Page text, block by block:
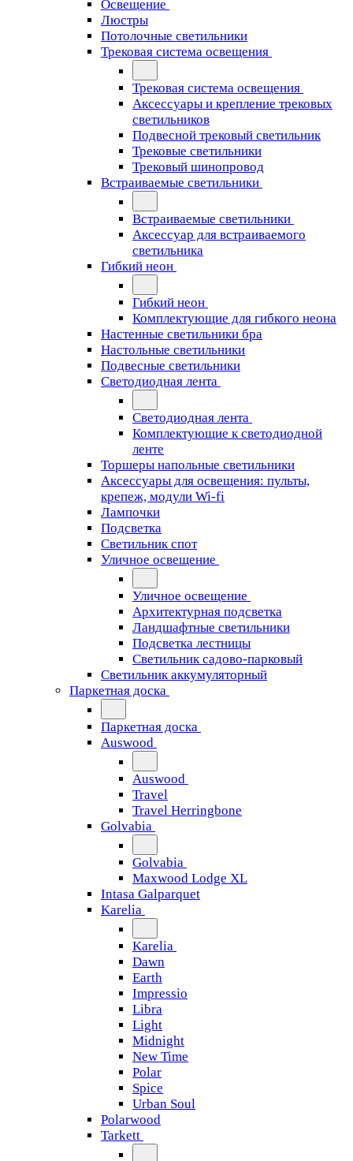
Освещение
Люстры
Потолочные светильники
Трековая система освещения
Трековая система освещения
Аксессуары и крепление трековых
светильников
Подвесной трековый светильник
Трековые светильники
Трековый шинопровод
Встраиваемые светильники
Встраиваемые светильники
Аксессуар для встраиваемого
светильника
Гибкий неон
Гибкий неон
Комплектующие для гибкого неона
Настенные светильники бра
Настольные светильники
Подвесные светильники
Светодиодная лента
Светодиодная лента
Комплектующие к светодиодной
ленте
Торшеры напольные светильники
Аксессуары для освещения: пульты,
крепеж, модули Wi-fi
Лампочки
Подсветка
Светильник спот
Уличное освещение
Уличное освещение
Архитектурная подсветка
Ландшафтные светильники
Подсветка лестницы
Светильник садово-парковый
Светильник аккумуляторный
Паркетная доска
Паркетная доска
Auswood
Auswood
Travel
Travel Herringbone
Golvabia
Golvabia
Maxwood Lodge XL
Intasa Galparquet
Karelia
Karelia
Dawn
Earth
Impressio
Libra
Light
Midnight
New Time
Polar
Spice
Urban Soul
Polarwood
Tarkett